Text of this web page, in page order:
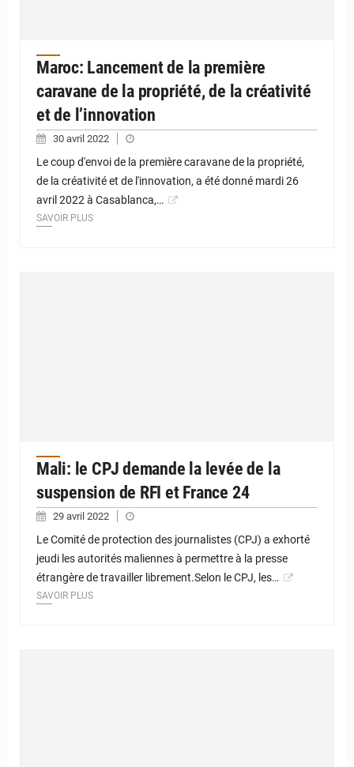
Maroc: Lancement de la première
caravane de la propriété, de la créativité
et de l’innovation
30 avril 2022
Le coup d'envoi de la première caravane de la propriété,
de la créativité et de l'innovation, a été donné mardi 26
avril 2022 à Casablanca,…
SAVOIR PLUS
Mali: le CPJ demande la levée de la
suspension de RFI et France 24
29 avril 2022
Le Comité de protection des journalistes (CPJ) a exhorté
jeudi les autorités maliennes à permettre à la presse
étrangère de travailler librement.Selon le CPJ, les…
SAVOIR PLUS